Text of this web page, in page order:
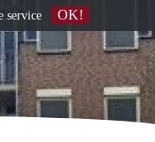
service OK!